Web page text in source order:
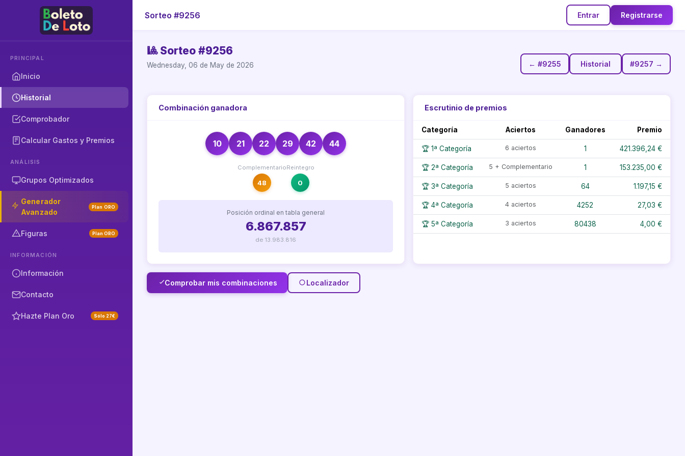
PRINCIPAL
Inicio
Historial
Comprobador
Calcular Gastos y Premios
ANÁLISIS
Grupos Optimizados
Generador
Avanzado
Plan ORO
Figuras Plan ORO
INFORMACIÓN
Información
Contacto
Hazte Plan Oro Sólo 27€
Sorteo #9256 Entrar Registrarse
🎱 Sorteo #9256
Wednesday, 06 de May de 2026 ← #9255 Historial #9257 →
Combinación ganadora
10 21 22 29 42 44
Complementario
48
Reintegro
0
Posición ordinal en tabla general
6.867.857
de 13.983.816
Escrutinio de premios
Categoría Aciertos Ganadores Premio
🏆 1ª Categoría 6 aciertos 1 421.396,24 €
🏆 2ª Categoría 5 + Complementario 1 153.235,00 €
🏆 3ª Categoría 5 aciertos 64 1.197,15 €
🏆 4ª Categoría 4 aciertos 4252 27,03 €
🏆 5ª Categoría 3 aciertos 80438 4,00 €
Comprobar mis combinaciones Localizador